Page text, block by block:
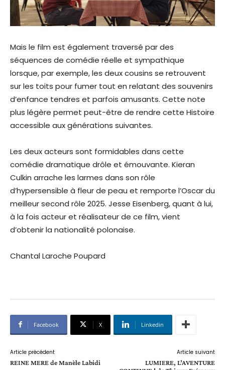
Mais le film est également traversé par des
séquences de comédie réelle et sympathique
lorsque, par exemple, les deux cousins se retrouvent
sur les toits pour fumer tout en relatant des souvenirs
d’enfance tendres et parfois amusants. Cette note
plus légère permet peut-être de rendre cette Histoire
accessible aux générations suivantes.
Les deux acteurs sont formidables dans cette
comédie dramatique drôle et émouvante. Kieran
Culkin arrache les larmes dans son rôle
d’hypersensible à fleur de peau et remporte l’Oscar du
meilleur second rôle 2025. Jesse Eisenberg, quant à lui,
à la fois acteur et réalisateur de ce film, vient
d’obtenir la nationalité polonaise.
Chantal Laroche Poupard
Facebook X Linkedin
Article précédent
REINE MERE de Manèle Labidi
Article suivant
LUMIERE, L’AVENTURE